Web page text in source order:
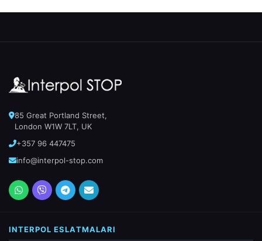
85 Great Portland Street,
London W1W 7LT, UK
+357 96 447475
info@interpol-stop.com
INTERPOL ESLATMALARI